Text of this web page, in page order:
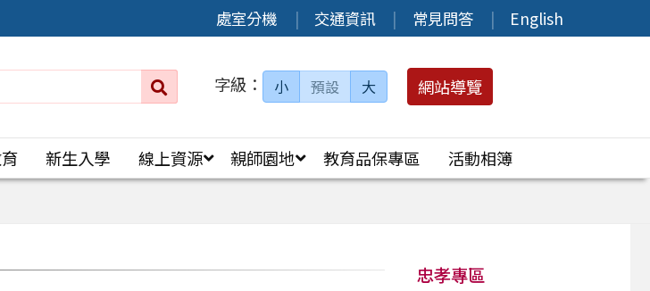
處室分機 交通資訊 常見問答 English
搜
字級： 小 預設 大 網站導覽
新生入學 線上資源 親師園地 教育品保專區
活動相簿
忠孝專區